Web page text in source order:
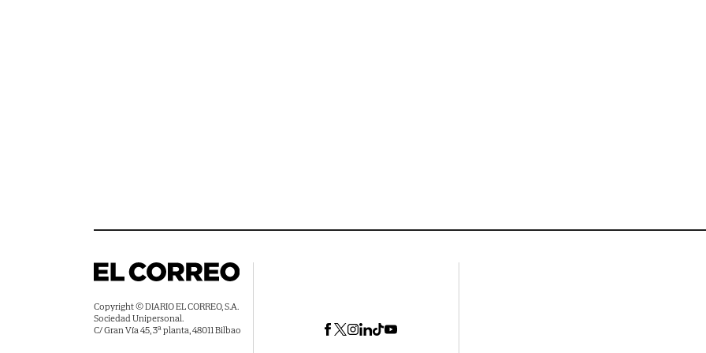
Copyright © DIARIO EL CORREO, S.A.
Sociedad Unipersonal.
C/ Gran Vía 45, 3ª planta, 48011 Bilbao